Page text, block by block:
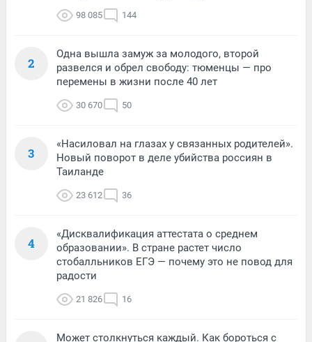
98 085 144
2
Одна вышла замуж за молодого, второй
развелся и обрел свободу: тюменцы — про
перемены в жизни после 40 лет
30 670 50
3
«Насиловал на глазах у связанных родителей».
Новый поворот в деле убийства россиян в
Таиланде
23 612 36
4
«Дисквалификация аттестата о среднем
образовании». В стране растет число
стобалльников ЕГЭ — почему это не повод для
радости
21 826 16
Может столкнуться каждый. Как бороться с